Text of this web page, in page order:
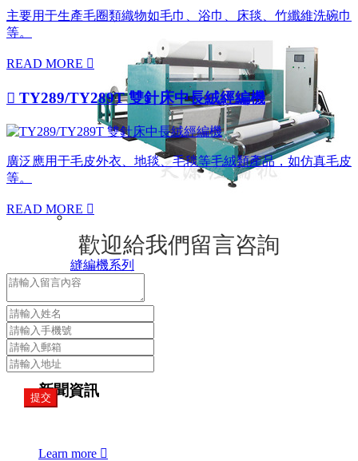
縫編機系列
新聞資訊 
新聞資訊
Learn more 
主要用于生產毛圈類織物如毛巾、浴巾、床毯、竹纖維洗碗巾
等。
READ MORE 
 TY289/TY289T 雙針床中長絨經編機
廣泛應用于毛皮外衣、地毯、毛毯等毛絨類產品，如仿真毛皮
等。
READ MORE 
歡迎給我們留言咨詢
提交